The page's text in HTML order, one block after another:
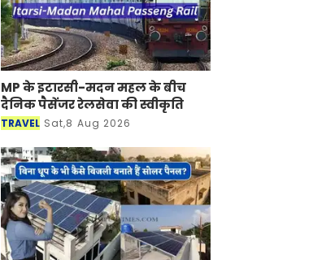
MP के इटारसी-मदन महल के बीच
दैनिक पैसेंजर रेलसेवा की स्वीकृति
TRAVEL Sat,8 Aug 2026